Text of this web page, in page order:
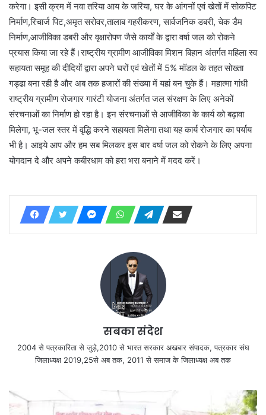
करेगा। इसी क्रम में नवा तरिया आय के जरिया, घर के आंगनों एवं खेतों में सोकपिट
निर्माण,रिचार्ज पिट,अमृत सरोवर,तालाब गहरीकरण, सार्वजनिक डबरी, चेक डैम
निर्माण,आजीविका डबरी और वृक्षारोपण जैसे कार्यों के द्वारा वर्षा जल को रोकने
प्रयास किया जा रहे हैं।राष्ट्रीय ग्रामीण आजीविका मिशन बिहान अंतर्गत महिला स्व
सहायता समूह की दीदियों द्वारा अपने घरों एवं खेतों में 5% मॉडल के तहत सोख्ता
गड्ढा बना रही है और अब तक हजारों की संख्या में यहां बन चुके हैं। महात्मा गांधी
राष्ट्रीय ग्रामीण रोजगार गारंटी योजना अंतर्गत जल संरक्षण के लिए अनेकों
संरचनाओं का निर्माण हो रहा है। इन संरचनाओं से आजीविका के कार्य को बढ़ावा
मिलेगा, भू-जल स्तर में वृद्धि करने सहायता मिलेगा तथा यह कार्य रोजगार का पर्याय
भी है। आइये आप और हम सब मिलकर इस बार वर्षा जल को रोकने के लिए अपना
योगदान दे और अपने कबीरधाम को हरा भरा बनाने में मदद करें।
सबका संदेश
2004 से पत्रकारिता से जुड़े,2010 से भारत सरकार अखबार संपादक, पत्रकार संघ
जिलाध्यक्ष 2019,25से अब तक, 2011 से समाज के जिलाध्यक्ष अब तक